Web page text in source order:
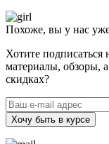
Похоже, вы у нас
Хотите
материалы, обзоры,
скидках?
Хочу быть в курсе